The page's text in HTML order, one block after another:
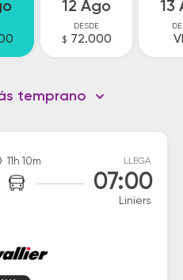
12 Ago
DESDE
$ 72.000
13
temprano
11h 10m LLEGA
07:00
Liniers